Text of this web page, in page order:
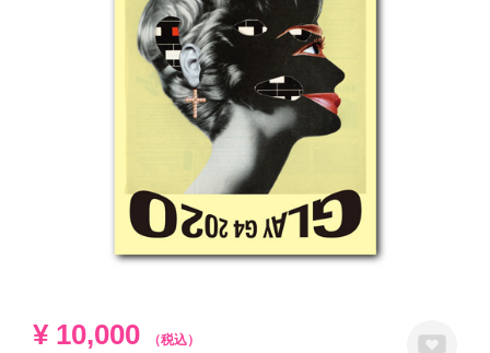
¥ 10,000
（税込）